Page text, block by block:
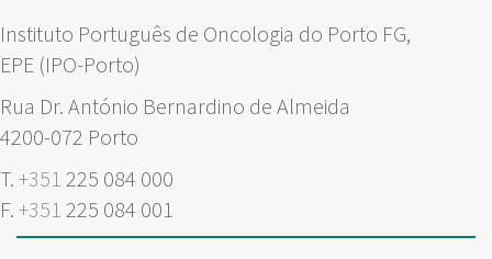
Instituto Português de Oncologia do Porto FG,
EPE (IPO-Porto)
Rua Dr. António Bernardino de Almeida
4200-072 Porto
T. +351 225 084 000
F. +351 225 084 001